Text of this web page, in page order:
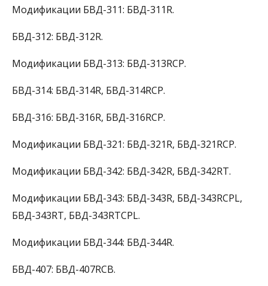
Модификации БВД-311: БВД-311R.
БВД-312: БВД-312R.
Модификации БВД-313: БВД-313RCP.
БВД-314: БВД-314R, БВД-314RCP.
БВД-316: БВД-316R, БВД-316RCP.
Модификации БВД-321: БВД-321R, БВД-321RCP.
Модификации БВД-342: БВД-342R, БВД-342RT.
Модификации БВД-343: БВД-343R, БВД-343RCPL,
БВД-343RT, БВД-343RTCPL.
Модификации БВД-344: БВД-344R.
БВД-407: БВД-407RCB.